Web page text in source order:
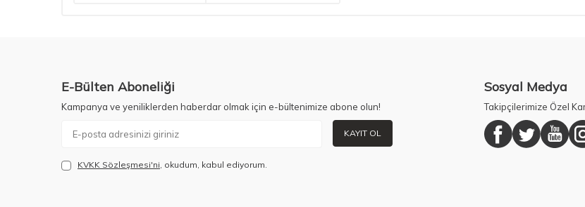
E-Bülten Aboneliği
Kampanya ve yeniliklerden haberdar olmak için e-bültenimize abone olun!
KAYIT OL
KVKK Sözleşmesi'ni, okudum, kabul ediyorum.
Sosyal Medya
Takipçilerimize Özel